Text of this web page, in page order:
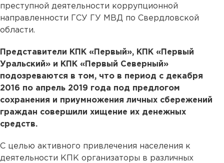
преступной деятельности коррупционной
направленности ГСУ ГУ МВД по Свердловской
области.
Представители КПК «Первый», КПК «Первый
Уральский» и КПК «Первый Северный»
подозреваются в том, что в период с декабря
2016 по апрель 2019 года под предлогом
сохранения и приумножения личных сбережений
граждан совершили хищение их денежных
средств.
С целью активного привлечения населения к
деятельности КПК организаторы в различных